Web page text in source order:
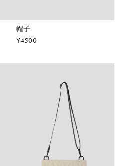
帽子
¥4500